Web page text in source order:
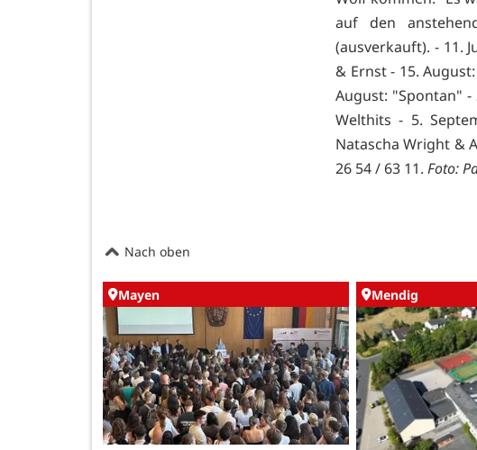
auf den
(ausverkauft). - 11.
& Ernst - 15.
August: "Spontan" -
Welthits - 5.
Natascha Wright &
26 54 / 63 11. Foto:
Nach oben
Mayen Mendig